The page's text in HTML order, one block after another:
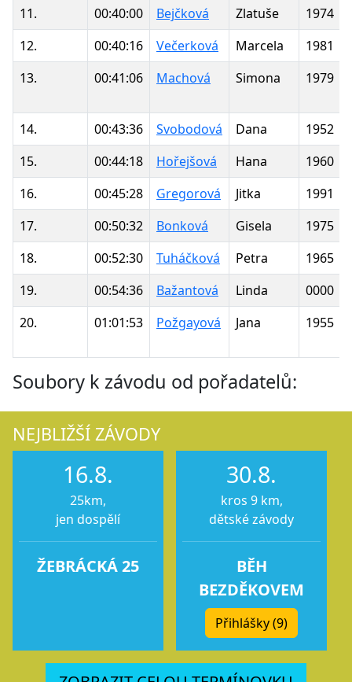
11. 00:40:00 Bejčková Zlatuše
1974
12.
00:40:16 Večerková Marcela
1981
13.
00:41:06 Machová Simona 1979
14. 00:43:36 Svobodová Dana
1952
15.
00:44:18 Hořejšová Hana
1960
16.
00:45:28 Gregorová Jitka
1991
17.
00:50:32 Bonková Gisela
1975
18.
00:52:30 Tuháčková Petra
1965
19.
00:54:36 Bažantová Linda
0000
20.
01:01:53 Požgayová Jana 1955
Soubory k závodu od pořadatelů:
NEJBLIŽŠÍ ZÁVODY
16.8.
25km,
jen dospělí
ŽEBRÁCKÁ 25
30.8.
kros 9 km,
dětské závody
BĚH
BEZDĚKOVEM
Přihlášky (9)